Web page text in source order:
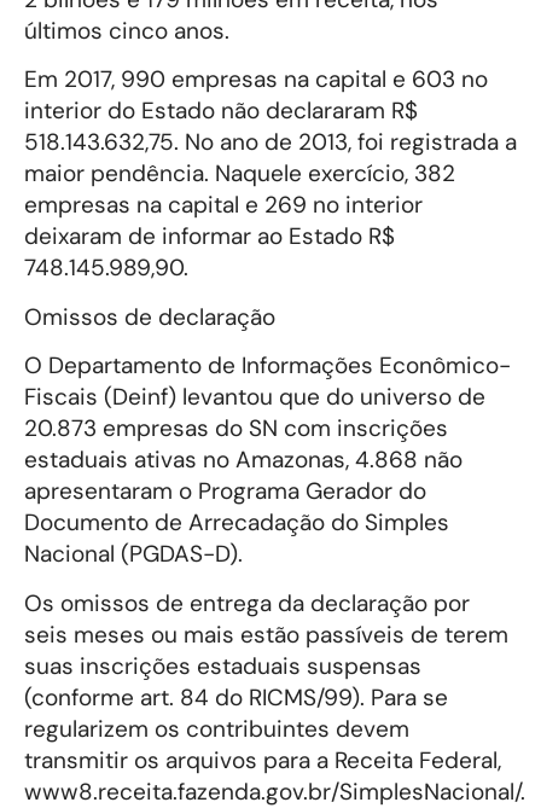
últimos cinco anos.
Em 2017, 990 empresas na capital e 603 no
interior do Estado não declararam R$
518.143.632,75. No ano de 2013, foi registrada a
maior pendência. Naquele exercício, 382
empresas na capital e 269 no interior
deixaram de informar ao Estado R$
748.145.989,90.
Omissos de declaração
O Departamento de Informações Econômico-
Fiscais (Deinf) levantou que do universo de
20.873 empresas do SN com inscrições
estaduais ativas no Amazonas, 4.868 não
apresentaram o Programa Gerador do
Documento de Arrecadação do Simples
Nacional (PGDAS-D).
Os omissos de entrega da declaração por
seis meses ou mais estão passíveis de terem
suas inscrições estaduais suspensas
(conforme art. 84 do RICMS/99). Para se
regularizem os contribuintes devem
transmitir os arquivos para a Receita Federal,
www8.receita.fazenda.gov.br/SimplesNacional/.